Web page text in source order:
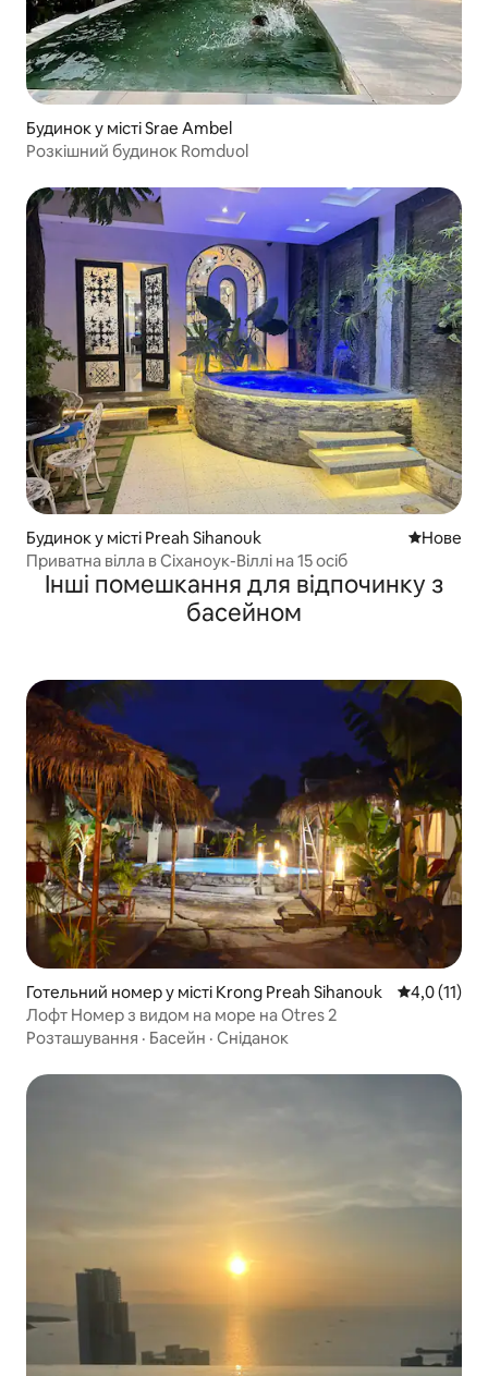
Будинок у місті Srae Ambel
Розкішний будинок Romduol
Будинок у місті Preah Sihanouk Нове
Нове
Приватна вілла в Сіханоук-Віллі на 15 осіб
Інші помешкання для відпочинку з
басейном
Готельний номер у місті Krong Preah Sihanouk Середня
4,0 (11)
Лофт Номер з видом на море на Otres 2
Розташування · Басейн · Сніданок